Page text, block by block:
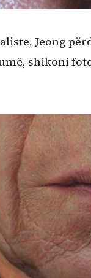
Jeong
shikoni